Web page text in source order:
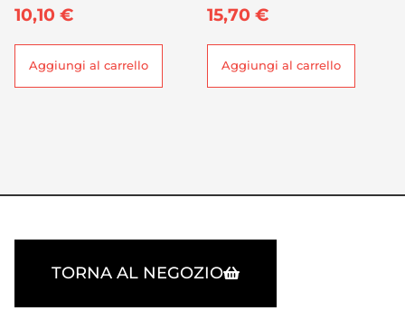
10,10 €
Aggiungi al carrello
15,70 €
Aggiungi al carrello
TORNA AL NEGOZIO